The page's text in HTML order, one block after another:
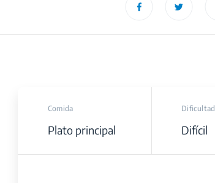
Comida
Plato principal
Dificultad
Difícil